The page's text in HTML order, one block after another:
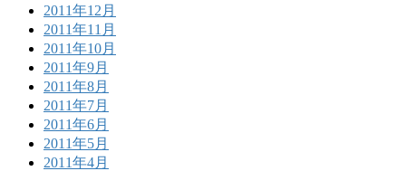
2011年12月
2011年11月
2011年10月
2011年9月
2011年8月
2011年7月
2011年6月
2011年5月
2011年4月